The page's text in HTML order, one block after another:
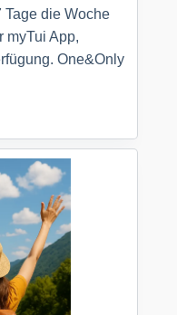
Tage die Woche
myTui App,
One&Only